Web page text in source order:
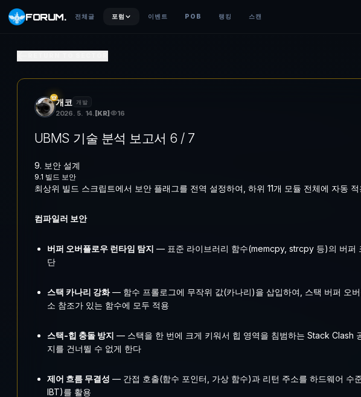
FORUM. 전체글 포럼 이벤트 POB 랭킹 스캔
9. 보안 설계9.1 빌드 보안최상위 빌드 스크립트에서 보안 플래그를 전역 설정하여, 하
개코 개발
2026. 5. 14. [KR] 16
UBMS 기술 분석 보고서 6 / 7
9. 보안 설계
9.1 빌드 보안
최상위 빌드 스크립트에서 보안 플래그를 전역 설정하여, 하위 11개 모듈 전체에 자동 적
컴파일러 보안
버퍼 오버플로우 런타임 탐지 — 표준 라이브러리 함수(memcpy, strcpy 등)의 버퍼
단
스택 카나리 강화— 함수 프롤로그에 무작위 값(카나리)을 삽입하여, 스택 버퍼 오
소 참조가 있는 함수에 모두 적용
스택-힙 충돌 방지 — 스택을 한 번에 크게 키워서 힙 영역을 침범하는 Stack Clash
지를 건너뛸 수 없게 한다
제어 흐름 무결성 — 간접 호출(함수 포인터, 가상 함수)과 리턴 주소를 하드웨어 수
IBT)를 활용